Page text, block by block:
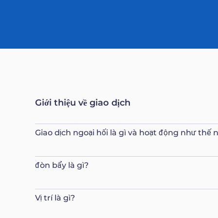
Giới thiệu về giao dịch
Giao dịch ngoại hối là gì và hoạt động như thế
đòn bẩy là gì?
Vị trí là gì?